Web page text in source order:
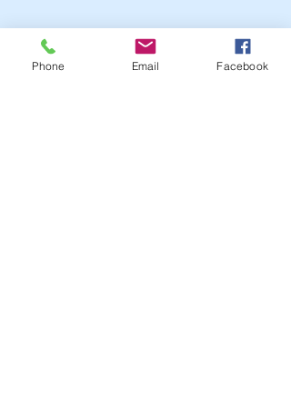
Phone Email Facebook